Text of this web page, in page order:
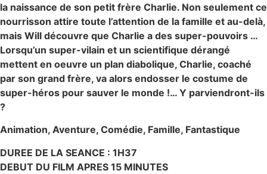
la naissance de son petit frère Charlie. Non seulement ce
nourrisson attire toute l’attention de la famille et au-delà,
mais Will découvre que Charlie a des super-pouvoirs …
Lorsqu’un super-vilain et un scientifique dérangé
mettent en oeuvre un plan diabolique, Charlie, coaché
par son grand frère, va alors endosser le costume de
super-héros pour sauver le monde !… Y parviendront-ils
?
Animation, Aventure, Comédie, Famille, Fantastique
DUREE DE LA SEANCE : 1H37
DEBUT DU FILM APRES 15 MINUTES